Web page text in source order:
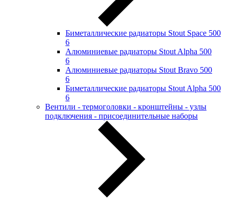
Биметаллические радиаторы Stout Space 500
6
Алюминиевые радиаторы Stout Alpha 500
6
Алюминиевые радиаторы Stout Bravo 500
6
Биметаллические радиаторы Stout Alpha 500
6
Вентили - термоголовки - кронштейны - узлы
подключения - присоединительные наборы